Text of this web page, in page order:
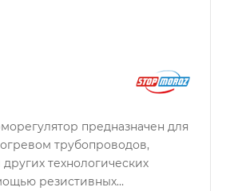
предназначен для
трубопроводов,
технологических
резистивных